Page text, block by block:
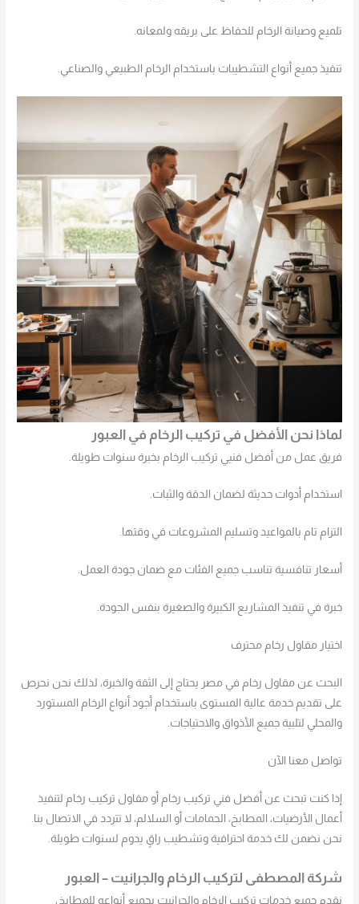
تلميع وصيانة الرخام للحفاظ على بريقه ولمعانه.
تنفيذ جميع أنواع التشطيبات باستخدام الرخام الطبيعي والصناعي.
لماذا نحن الأفضل في تركيب الرخام في العبور
فريق عمل من أفضل فنيي تركيب الرخام بخبرة سنوات طويلة.
استخدام أدوات حديثة لضمان الدقة والثبات.
التزام تام بالمواعيد وتسليم المشروعات في وقتها.
أسعار تنافسية تناسب جميع الفئات مع ضمان جودة العمل.
خبرة في تنفيذ المشاريع الكبيرة والصغيرة بنفس الجودة.
اختيار مقاول رخام محترف
البحث عن مقاول رخام في مصر يحتاج إلى الثقة والخبرة، لذلك نحن نحرص
على تقديم خدمة عالية المستوى باستخدام أجود أنواع الرخام المستورد
والمحلي لتلبية جميع الأذواق والاحتياجات.
تواصل معنا الآن
إذا كنت تبحث عن أفضل فني تركيب رخام أو مقاول تركيب رخام لتنفيذ
أعمال الأرضيات، المطابخ، الحمامات أو السلالم، لا تتردد في الاتصال بنا.
نحن نضمن لك خدمة احترافية وتشطيب راقٍ يدوم لسنوات طويلة.
شركة المصطفى لتركيب الرخام والجرانيت – العبور
نقدم جميع خدمات تركيب الرخام والجرانيت بجميع أنواعه للمطابخ،